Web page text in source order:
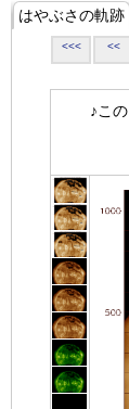
はやぶさの軌跡
<<< <<
♪この